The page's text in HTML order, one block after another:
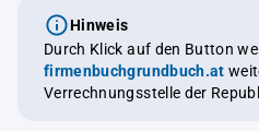
Hinweis
Durch Klick auf den Button
firmenbuchgrundbuch.at weitergeleitet, eine offizielle
Verrechnungsstelle der